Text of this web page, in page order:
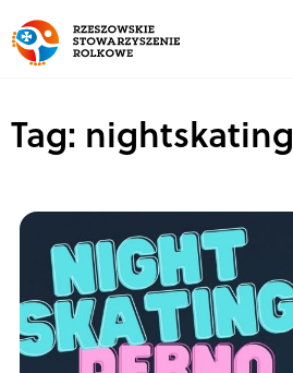
Tag: nightskating